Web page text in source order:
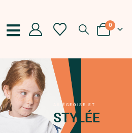
0
ARIÉGEOISE ET
STYLÉE